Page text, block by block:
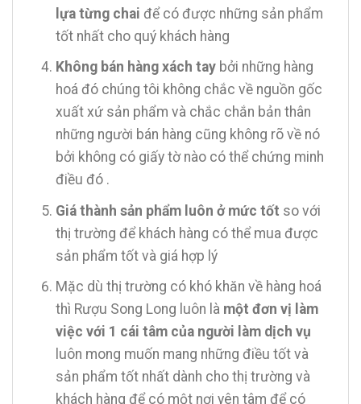
lựa từng chai để có được những sản phẩm
tốt nhất cho quý khách hàng
Không bán hàng xách taybởi những hàng
hoá đó chúng tôi không chắc về nguồn gốc
xuất xứ sản phẩm và chắc chắn bản thân
những người bán hàng cũng không rõ về nó
bởi không có giấy tờ nào có thể chứng minh
điều đó .
Giá thành sản phẩm luôn ở mức tốt so với
thị trường để khách hàng có thể mua được
sản phẩm tốt và giá hợp lý
Mặc dù thị trường có khó khăn về hàng hoá
thì Rượu Song Long luôn là một đơn vị làm
việc với 1 cái tâm của người làm dịch vụ
luôn mong muốn mang những điều tốt và
sản phẩm tốt nhất dành cho thị trường và
khách hàng để có một nơi yên tâm để có